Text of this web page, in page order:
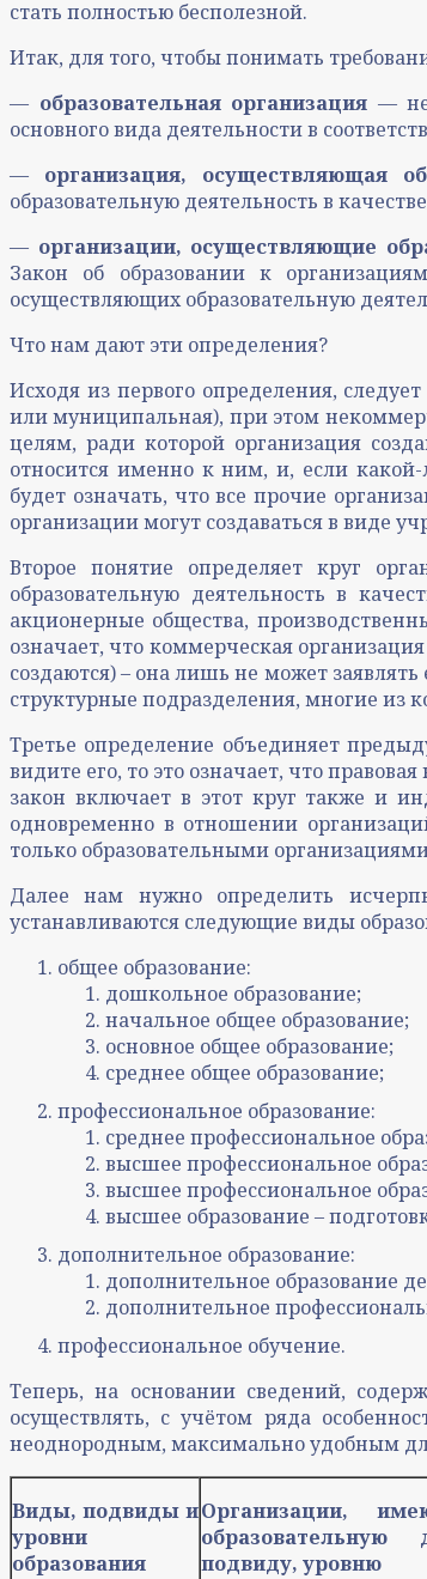
стать полностью бесполезной.
Итак, для того, чтобы понимать
— образовательная организация —
основного вида деятельности в
— организация, осуществляющая
образовательную деятельность в
— организации, осуществляющие
Закон об образовании к
осуществляющих образовательную
Что нам дают эти определения?
Исходя из первого определения,
или муниципальная), при этом
целям, ради которой организация
относится именно к ним, и, если какой-
будет означать, что все прочие
организации могут создаваться в виде
Второе понятие определяет круг
образовательную деятельность в
акционерные общества,
означает, что коммерческая
создаются) – она лишь не может
структурные подразделения, многие из
Третье определение объединяет
видите его, то это означает, что
закон включает в этот круг также и
одновременно в отношении
только образовательными
Далее нам нужно определить
устанавливаются следующие виды
общее образование:
дошкольное образование;
начальное общее образование;
основное общее образование;
среднее общее образование;
профессиональное образование:
среднее профессиональное
высшее профессиональное
высшее профессиональное
высшее образование –
дополнительное образование:
дополнительное образование
дополнительное
профессиональное обучение.
Теперь, на основании сведений,
осуществлять, с учётом ряда
неоднородным, максимально удобным
Виды, подвиды и
уровни
образования
Организации,
подвиду, уровню